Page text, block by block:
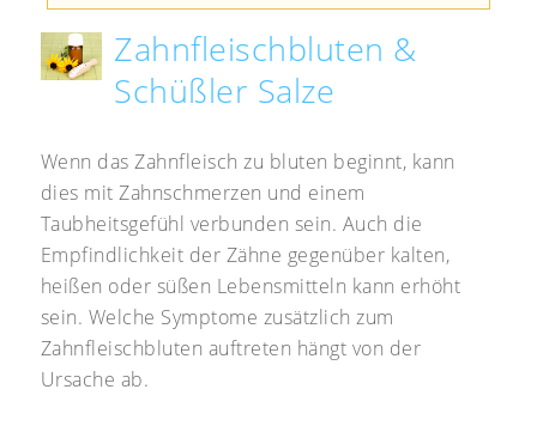
Zahnfleischbluten &
Schüßler Salze
Wenn das Zahnfleisch zu bluten beginnt, kann
dies mit Zahnschmerzen und einem
Taubheitsgefühl verbunden sein. Auch die
Empfindlichkeit der Zähne gegenüber kalten,
heißen oder süßen Lebensmitteln kann erhöht
sein. Welche Symptome zusätzlich zum
Zahnfleischbluten auftreten hängt von der
Ursache ab.